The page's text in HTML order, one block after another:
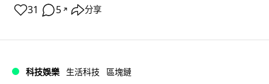
31 5 ↗ 分享
科技娛樂 生活科技 區塊鏈